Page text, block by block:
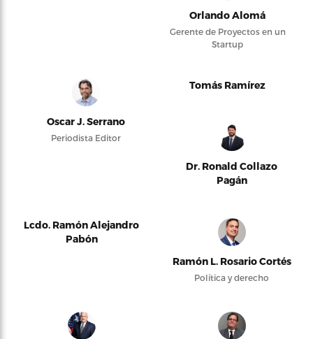
Orlando Alomá
Gerente de Proyectos en un
Startup
Oscar J. Serrano
Periodista Editor
Tomás Ramírez
Dr. Ronald Collazo
Pagán
Lcdo. Ramón Alejandro
Pabón
Ramón L. Rosario Cortés
Política y derecho